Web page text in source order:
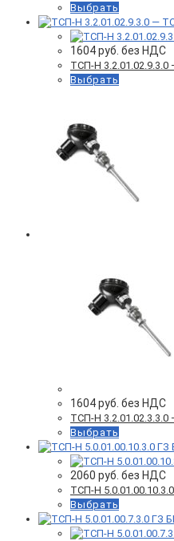
Выбрать
1604руб. без НДС
ТСП-Н
Выбрать
1604руб. без НДС
ТСП-Н
Выбрать
2060 руб. без НДС
ТСП-Н
Выбрать